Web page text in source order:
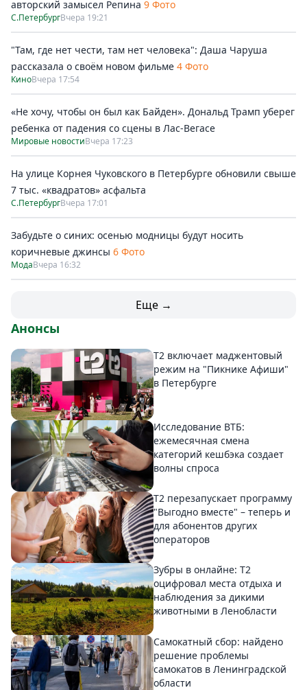
авторский замысел Репина 9 Фото
С.ПетербургВчера 19:21
"Там, где нет чести, там нет человека": Даша Чаруша
рассказала о своём новом фильме 4 Фото
КиноВчера 17:54
«Не хочу, чтобы он был как Байден». Дональд Трамп уберег
ребенка от падения со сцены в Лас-Вегасе
Мировые новостиВчера 17:23
На улице Корнея Чуковского в Петербурге обновили свыше
7 тыс. «квадратов» асфальта
С.ПетербургВчера 17:01
Забудьте о синих: осенью модницы будут носить
коричневые джинсы 6 Фото
МодаВчера 16:32
Еще →
Анонсы
Т2 включает маджентовый
режим на "Пикнике Афиши"
в Петербурге
Исследование ВТБ:
ежемесячная смена
категорий кешбэка создает
волны спроса
Т2 перезапускает программу
"Выгодно вместе" – теперь и
для абонентов других
операторов
Зубры в онлайне: Т2
оцифровал места отдыха и
наблюдения за дикими
животными в Ленобласти
Самокатный сбор: найдено
решение проблемы
самокатов в Ленинградской
области